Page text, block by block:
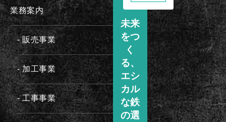
未来
をつ
く
る、
エシ
カル
な鉄
の選
業務案内
- 販売事業
- 加工事業
- 工事事業